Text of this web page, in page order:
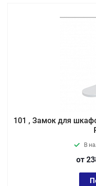
101 , Замок для
В
от